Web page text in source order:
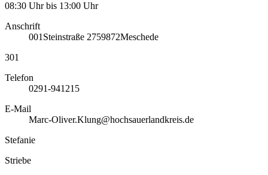
08:30 Uhr bis 13:00 Uhr
Anschrift
001 Steinstraße 2759872Meschede
301
Telefon
0291-941215
E-Mail
Marc-Oliver.Klung@hochsauerlandkreis.de
Stefanie
Striebe